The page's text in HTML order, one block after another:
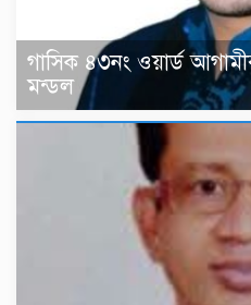
গাসিক ৪৩নং ওয়ার্ড
মন্ডল